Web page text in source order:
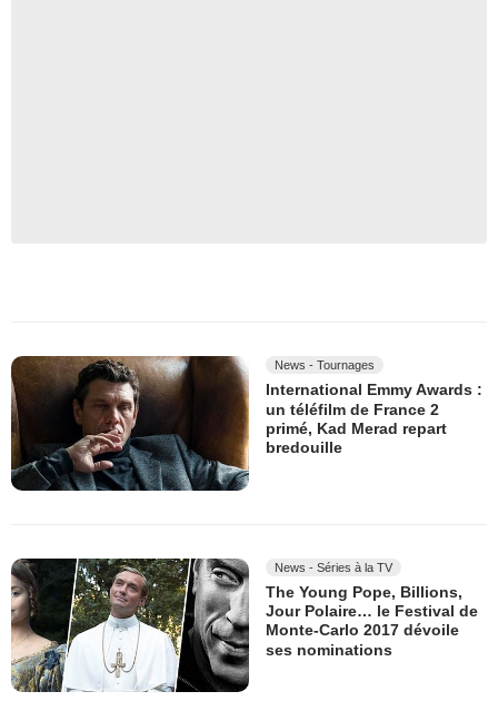
News - Tournages
International Emmy Awards :
un téléfilm de France 2
primé, Kad Merad repart
bredouille
News - Séries à la TV
The Young Pope, Billions,
Jour Polaire… le Festival de
Monte-Carlo 2017 dévoile
ses nominations